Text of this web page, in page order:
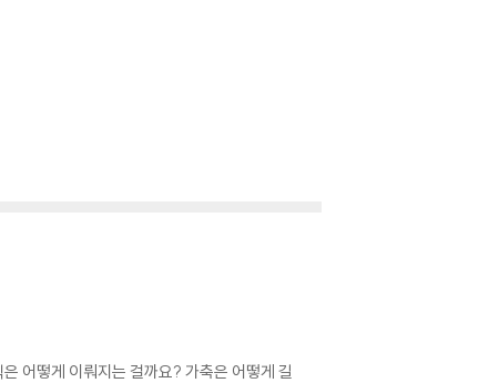
어떻게 이뤄지는 걸까요? 가축은 어떻게 길